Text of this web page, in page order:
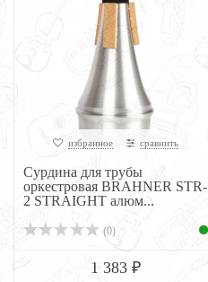
избранное сравнить
Сурдина для трубы
оркестровая BRAHNER STR-
2 STRAIGHT алюм...
(0)
1 383 ₽